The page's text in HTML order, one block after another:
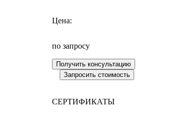
Цена:
по запросу
СЕРТИФИКАТЫ